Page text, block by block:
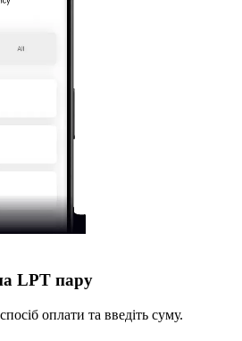
LPT пару
оплати та введіть суму.